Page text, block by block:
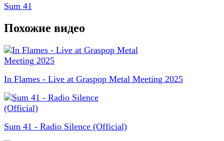
Sum 41
Похожие видео
In Flames - Live at Graspop Metal Meeting 2025
Sum 41 - Radio Silence (Official)